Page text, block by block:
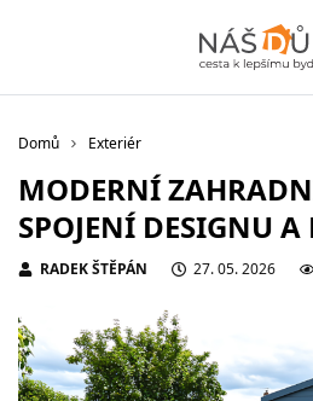
Domů Exteriér
MODERNÍ
SPOJENÍ DESIGNU
RADEK ŠTĚPÁN 27. 05. 2026